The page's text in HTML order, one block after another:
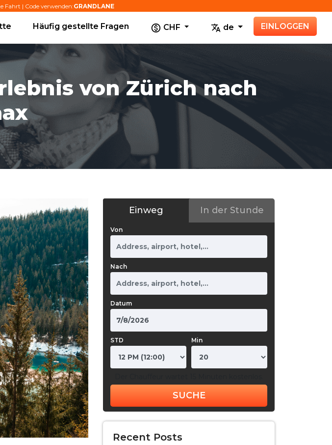
Fahrt | Code verwenden:GRANDLANE
Häufig gestellte Fragen CHF de EINLOGGEN
von Zürich nach
Einweg In der Stunde
Von
Nach
Datum
STD Min
SUCHE
Recent Posts